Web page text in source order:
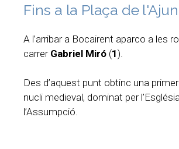
Fins a la Plaça de
A l’arribar a Bocairent aparco a les
carrer Gabriel Miró (1).
Des d’aquest punt obtinc una
nucli medieval, dominat per
l’Assumpció.